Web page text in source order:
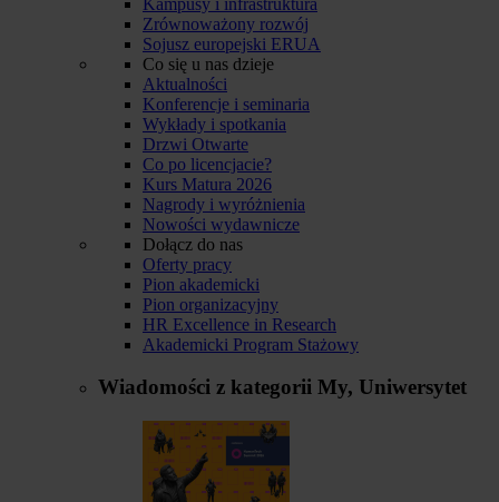
Zrównoważony rozwój
Sojusz europejski ERUA
Co się u nas dzieje
Aktualności
Konferencje i seminaria
Wykłady i spotkania
Drzwi Otwarte
Co po licencjacie?
Kurs Matura 2026
Nagrody i wyróżnienia
Nowości wydawnicze
Dołącz do nas
Oferty pracy
Pion akademicki
Pion organizacyjny
HR Excellence in Research
Akademicki Program Stażowy
Wiadomości z kategorii My, Uniwersytet